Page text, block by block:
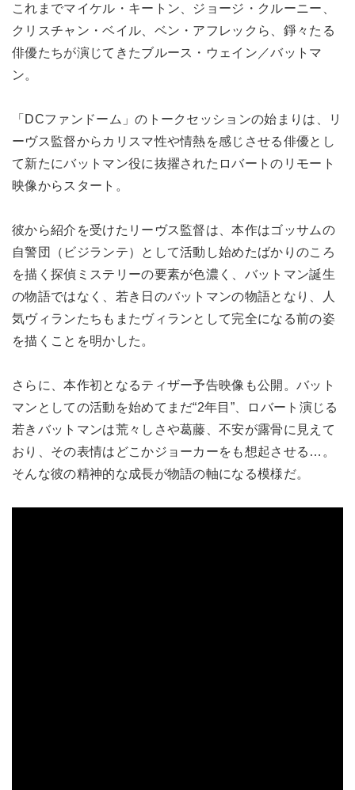
これまでマイケル・キートン、ジョージ・クルーニー、
クリスチャン・ベイル、ベン・アフレックら、錚々たる
俳優たちが演じてきたブルース・ウェイン／バットマ
ン。
「DCファンドーム」のトークセッションの始まりは、リ
ーヴス監督からカリスマ性や情熱を感じさせる俳優とし
て新たにバットマン役に抜擢されたロバートのリモート
映像からスタート。
彼から紹介を受けたリーヴス監督は、本作はゴッサムの
自警団（ビジランテ）として活動し始めたばかりのころ
を描く探偵ミステリーの要素が色濃く、バットマン誕生
の物語ではなく、若き日のバットマンの物語となり、人
気ヴィランたちもまたヴィランとして完全になる前の姿
を描くことを明かした。
さらに、本作初となるティザー予告映像も公開。バット
マンとしての活動を始めてまだ“2年目”、ロバート演じる
若きバットマンは荒々しさや葛藤、不安が露骨に見えて
おり、その表情はどこかジョーカーをも想起させる…。
そんな彼の精神的な成長が物語の軸になる模様だ。